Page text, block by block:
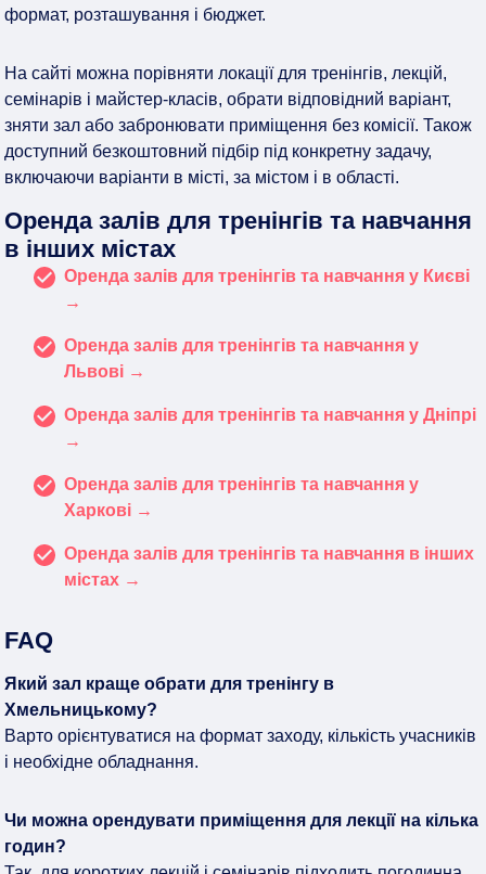
формат, розташування і бюджет.
На сайті можна порівняти локації для тренінгів, лекцій,
семінарів і майстер-класів, обрати відповідний варіант,
зняти зал або забронювати приміщення без комісії. Також
доступний безкоштовний підбір під конкретну задачу,
включаючи варіанти в місті, за містом і в області.
Оренда залів для тренінгів та навчання
в інших містах
Оренда залів для тренінгів та навчання у Києві
→
Оренда залів для тренінгів та навчання у
Львові →
Оренда залів для тренінгів та навчання у Дніпрі
→
Оренда залів для тренінгів та навчання у
Харкові →
Оренда залів для тренінгів та навчання в інших
містах →
FAQ
Який зал краще обрати для тренінгу в
Хмельницькому?
Варто орієнтуватися на формат заходу, кількість учасників
і необхідне обладнання.
Чи можна орендувати приміщення для лекції на кілька
годин?